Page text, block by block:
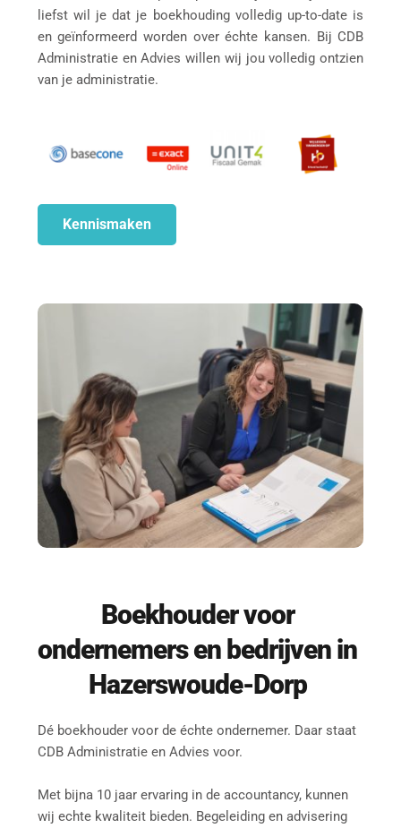
liefst wil je dat je boekhouding volledig up-to-date is
en geïnformeerd worden over échte kansen. Bij CDB
Administratie en Advies willen wij jou volledig ontzien
Kennismaken
Boekhouder voor
Hazerswoude-Dorp
Dé boekhouder voor de échte ondernemer. Daar staat
CDB Administratie en Advies voor.
Met bijna 10 jaar ervaring in de accountancy, kunnen
wij echte kwaliteit bieden. Begeleiding en advisering